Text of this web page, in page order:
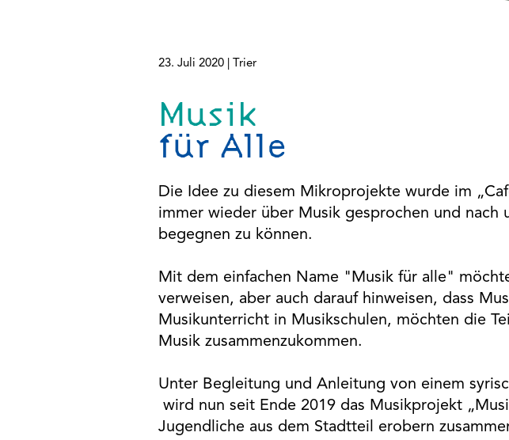
23. Juli 2020 | Trier
Musik
für Alle
Die Idee zu diesem Mikroprojekte wurde im
immer wieder über Musik gesprochen und nach
begegnen zu können.
Mit dem einfachen Name "Musik für alle"
verweisen, aber auch darauf hinweisen, dass
Musikunterricht in Musikschulen, möchten die
Musik zusammenzukommen.
Unter Begleitung und Anleitung von einem
wird nun seit Ende 2019 das Musikprojekt
Jugendliche aus dem Stadtteil erobern